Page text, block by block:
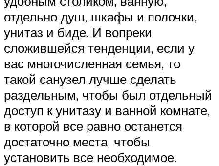
отдельно душ, шкафы и полочки,
унитаз и биде. И вопреки
сложившейся тенденции, если у
вас многочисленная семья, то
такой санузел лучше сделать
раздельным, чтобы был отдельный
доступ к унитазу и ванной комнате,
в которой все равно останется
достаточно места, чтобы
установить все необходимое.